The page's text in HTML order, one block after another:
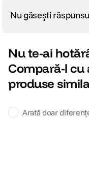
Nu găsești
Nu te-ai
Compară-l cu
produse
Arată doar